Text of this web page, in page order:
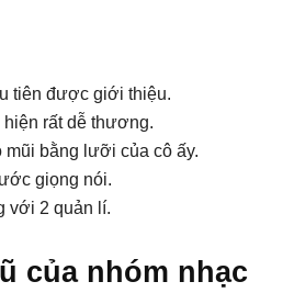
tiên được giới thiệu.
rất dễ thương.
mũi bằng lưỡi của cô ấy.
giọng nói.
với 2 quản lí.
của nhóm nhạc